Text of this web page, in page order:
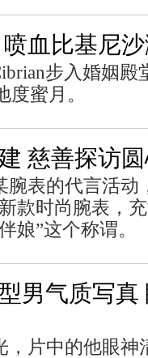
血比基尼
步入婚姻
度蜜月。
慈善探访
表的代言活动
款时尚腕表，
娘”这个称谓。
男气质写真
，片中的他眼神